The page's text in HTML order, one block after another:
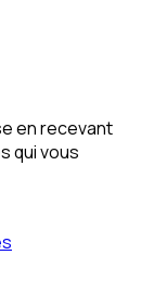
en recevant
qui vous